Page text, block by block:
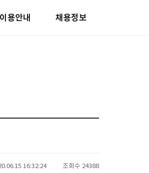
이용안내 채용정보
16:32:24 조회수 24388